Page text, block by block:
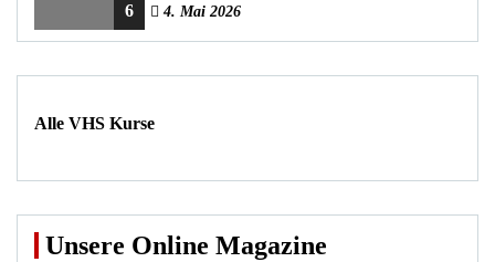
6
Rezepten
4. Mai 2026
Alle VHS Kurse
Unsere Online Magazine